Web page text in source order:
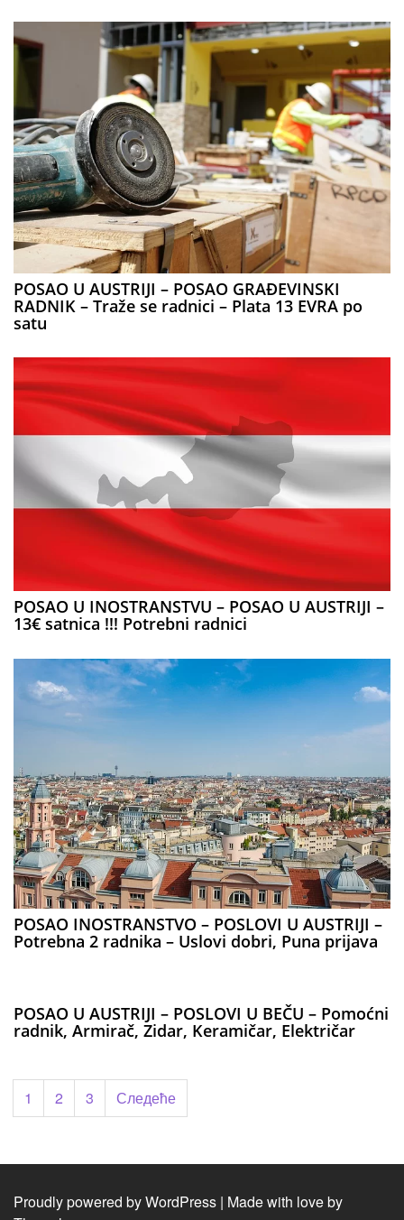
POSAO U AUSTRIJI – POSAO GRAĐEVINSKI
RADNIK – Traže se radnici – Plata 13 EVRA po
satu
POSAO U INOSTRANSTVU – POSAO U AUSTRIJI –
13€ satnica !!! Potrebni radnici
POSAO INOSTRANSTVO – POSLOVI U AUSTRIJI –
Potrebna 2 radnika – Uslovi dobri, Puna prijava
POSAO U AUSTRIJI – POSLOVI U BEČU – Pomoćni
radnik, Armirač, Zidar, Keramičar, Električar
Пагинација
чланака
1 2 3 Следеће
Proudly powered by WordPress | Made with love by